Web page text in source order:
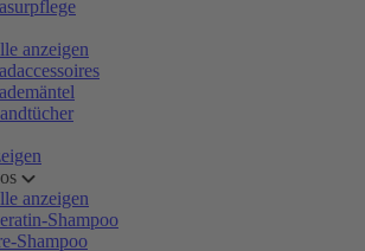
anzeigen
anzeigen
Shampoo
Shampoo